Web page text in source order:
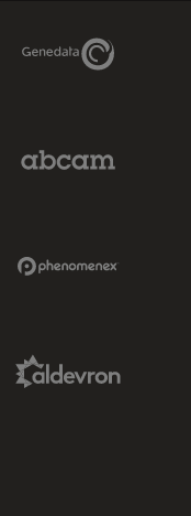
Genedata Link